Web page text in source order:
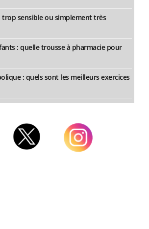
sensible ou simplement très
: quelle trousse à pharmacie pour
: quels sont les meilleurs exercices